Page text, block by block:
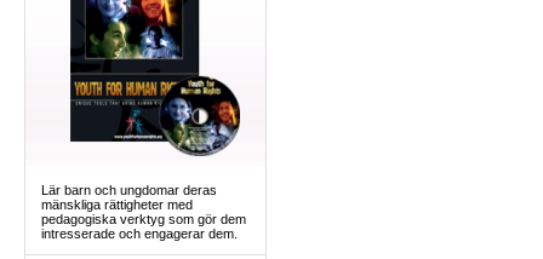
Lär barn och ungdomar deras
mänskliga rättigheter med
pedagogiska verktyg som gör dem
intresserade och engagerar dem.